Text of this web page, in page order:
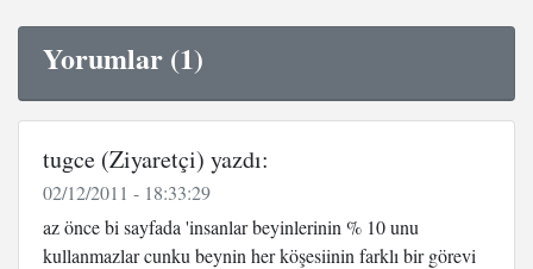
Yorumlar (1)
tugce (Ziyaretçi) yazdı:
02/12/2011 - 18:33:29
az önce bi sayfada 'insanlar beyinlerinin % 10 unu
kullanmazlar cunku beynin her köşesiinin farklı bir görevi